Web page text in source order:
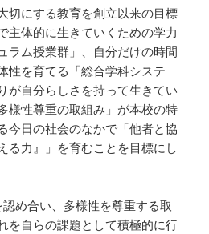
切にする教育を創立以来の目標
主体的に生きていくための学力
ラム授業群」、自分だけの時間
性を育てる「総合学科システ
が自分らしさを持って生きてい
様性尊重の取組み」が本校の特
今日の社会のなかで「他者と協
る力』」を育むことを目標にし
め合い、多様性を尊重する取
を自らの課題として積極的に行